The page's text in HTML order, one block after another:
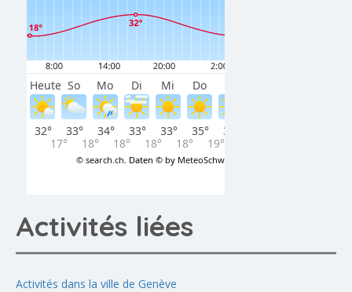
Activités liées
Activités dans la ville de Genève